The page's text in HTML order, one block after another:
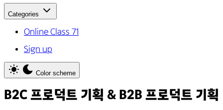
Categories
Online Class 71
Sign up
Color scheme
B2C 프로덕트 기획 & B2B 프로덕트 기획